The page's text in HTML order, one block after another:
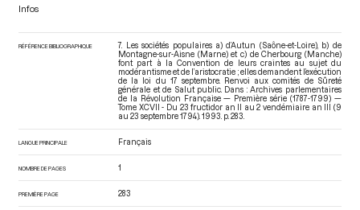
Infos
RÉFÉRENCE BIBLIOGRAPHIQUE
7. Les sociétés populaires a) d’Autun (Saône-et-Loire), b) de
Montagne-sur-Aisne (Marne) et c) de Cherbourg (Manche)
font part à la Convention de leurs craintes au sujet du
modérantisme et de l’aristocratie ; elles demandent l’exécution
de la loi du 17 septembre. Renvoi aux comités de Sûreté
générale et de Salut public. Dans : Archives parlementaires
de la Révolution Française — Première série (1787-1799) —
Tome XCVII - Du 23 fructidor an II au 2 vendémiaire an III (9
au 23 septembre 1794) . 1993. p. 283.
LANGUE PRINCIPALE Français
NOMBRE DE PAGES 1
PREMIÈRE PAGE 283